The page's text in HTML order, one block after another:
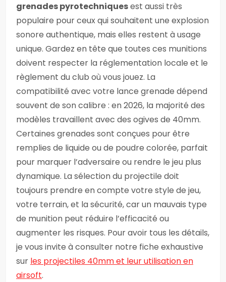
grenades pyrotechniquesest aussi très
populaire pour ceux qui souhaitent une explosion
sonore authentique, mais elles restent à usage
unique. Gardez en tête que toutes ces munitions
doivent respecter la réglementation locale et le
règlement du club où vous jouez. La
compatibilité avec votre lance grenade dépend
souvent de son calibre : en 2026, la majorité des
modèles travaillent avec des ogives de 40mm.
Certaines grenades sont conçues pour être
remplies de liquide ou de poudre colorée, parfait
pour marquer l’adversaire ou rendre le jeu plus
dynamique. La sélection du projectile doit
toujours prendre en compte votre style de jeu,
votre terrain, et la sécurité, car un mauvais type
de munition peut réduire l’efficacité ou
augmenter les risques. Pour avoir tous les détails,
je vous invite à consulter notre fiche exhaustive
sur les projectiles 40mm et leur utilisation en
airsoft.